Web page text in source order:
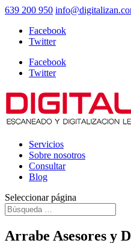
639 200 950
Facebook
Twitter
Facebook
Twitter
Servicios
Sobre nosotros
Consultar
Blog
Seleccionar página
Arrabe Asesores y